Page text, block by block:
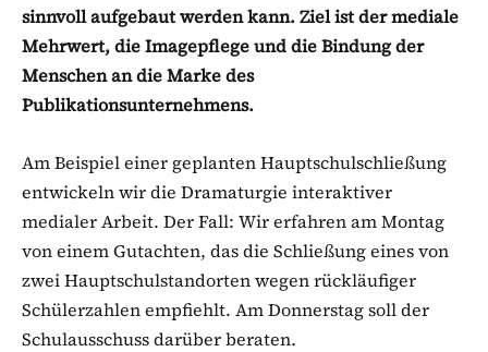
sinnvoll aufgebaut werden kann. Ziel ist der mediale
Mehrwert, die Imagepflege und die Bindung der
Menschen an die Marke des
Publikationsunternehmens.
Am Beispiel einer geplanten Hauptschulschließung
entwickeln wir die Dramaturgie interaktiver
medialer Arbeit. Der Fall: Wir erfahren am Montag
von einem Gutachten, das die Schließung eines von
zwei Hauptschulstandorten wegen rückläufiger
Schülerzahlen empfiehlt. Am Donnerstag soll der
Schulausschuss darüber beraten.